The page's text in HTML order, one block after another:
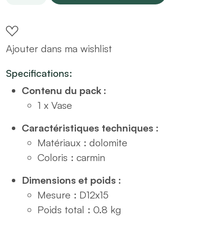
en
dolomite
H15
quantity
Ajouter dans ma wishlist
Specifications:
Contenu du pack :
1 x Vase
Caractéristiques techniques :
Matériaux : dolomite
Coloris : carmin
Dimensions et poids :
Mesure : D12x15
Poids total : 0.8 kg